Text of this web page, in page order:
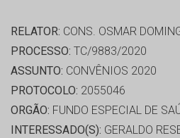
RELATOR: CONS. OSMAR
PROCESSO: TC/9883/2020
ASSUNTO: CONVÊNIOS 2020
PROTOCOLO: 2055046
ORGÃO: FUNDO ESPECIAL DE
INTERESSADO(S): GERALDO